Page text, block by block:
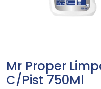
Mr Proper
C/Pist 750Ml